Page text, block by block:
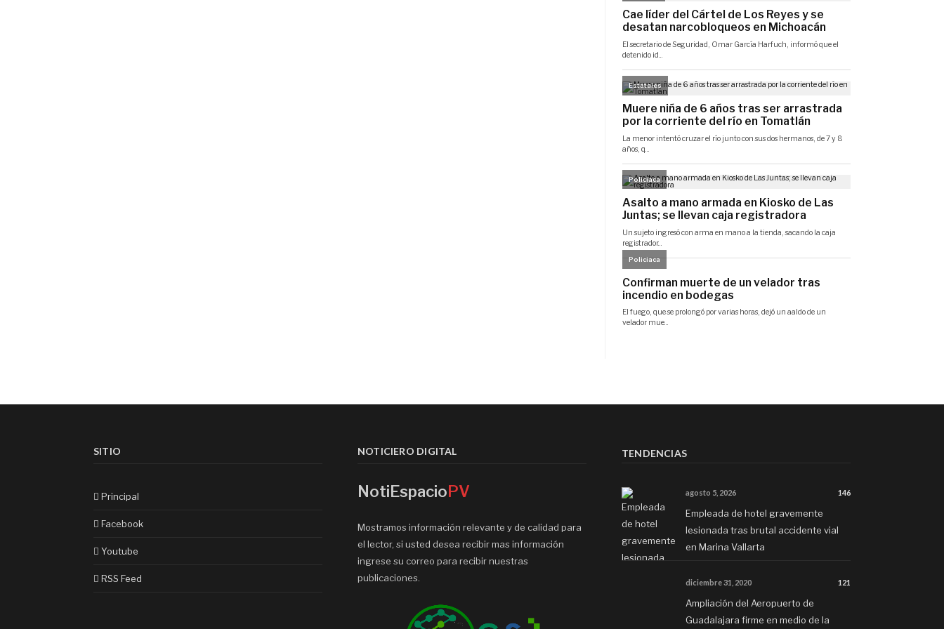
SITIO
Principal
Facebook
Youtube
RSS Feed
NOTICIERO DIGITAL
NotiEspacioPV
Mostramos información relevante y de calidad para
el lector, si usted desea recibir mas información
ingrese su correo para recibir nuestras
publicaciones.
TENDENCIAS
agosto 5, 2026 146
Empleada de hotel gravemente
lesionada tras brutal accidente vial
en Marina Vallarta
diciembre 31, 2020 121
Ampliación del Aeropuerto de
Guadalajara firme en medio de la